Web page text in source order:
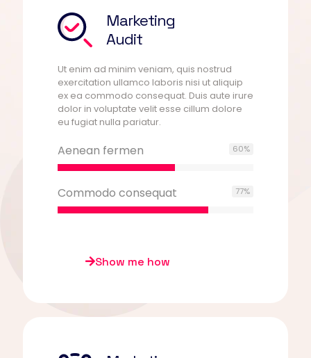
Marketing
Audit
Ut enim ad minim veniam, quis nostrud
exercitation ullamco laboris nisi ut aliquip
ex ea commodo consequat. Duis aute irure
dolor in voluptate velit esse cillum dolore
eu fugiat nulla pariatur.
Aenean fermen 60%
Commodo consequat 77%
Show me how